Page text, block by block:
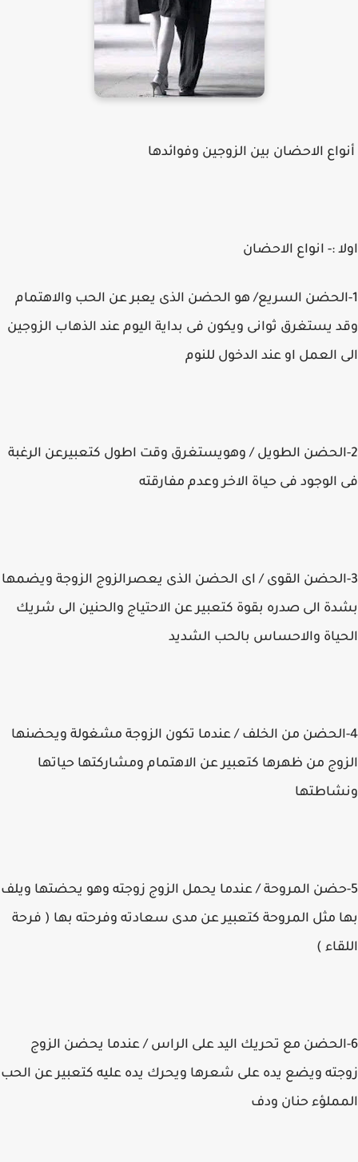
أنواع الاحضان بين الزوجين وفوائدها
اولا :- انواع الاحضان
1-الحضن السريع/ هو الحضن الذى يعبر عن الحب والاهتمام
وقد يستغرق ثوانى ويكون فى بداية اليوم عند الذهاب الزوجين
الى العمل او عند الدخول للنوم
2-الحضن الطويل / وهويستغرق وقت اطول كتعبيرعن الرغبة
فى الوجود فى حياة الاخر وعدم مفارقته
3-الحضن القوى / اى الحضن الذى يعصرالزوج الزوجة ويضمها
بشدة الى صدره بقوة كتعبير عن الاحتياج والحنين الى شريك
الحياة والاحساس بالحب الشديد
4-الحضن من الخلف / عندما تكون الزوجة مشغولة ويحضنها
الزوج من ظهرها كتعبير عن الاهتمام ومشاركتها حياتها
ونشاطتها
5-حضن المروحة / عندما يحمل الزوج زوجته وهو يحضتها ويلف
بها مثل المروحة كتعبير عن مدى سعادته وفرحته بها ( فرحة
اللقاء )
6-الحضن مع تحريك اليد على الراس / عندما يحضن الزوج
زوجته ويضع يده على شعرها ويحرك يده عليه كتعبير عن الحب
المملؤء حنان ودف